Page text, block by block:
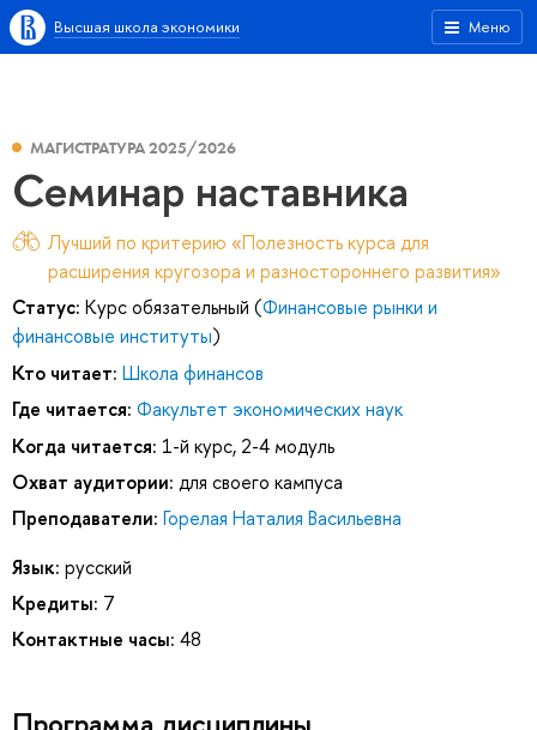
Меню
Высшая школа экономики
МАГИСТРАТУРА 2025/2026
Семинар наставника
Лучший по критерию «Полезность курса для
расширения кругозора и разностороннего развития»
Статус: Курс обязательный (Финансовые рынки и
финансовые институты)
Кто читает: Школа финансов
Где читается: Факультет экономических наук
Когда читается: 1-й курс, 2-4 модуль
Охват аудитории: для своего кампуса
Преподаватели: Горелая Наталия Васильевна
Язык: русский
Кредиты: 7
Контактные часы: 48